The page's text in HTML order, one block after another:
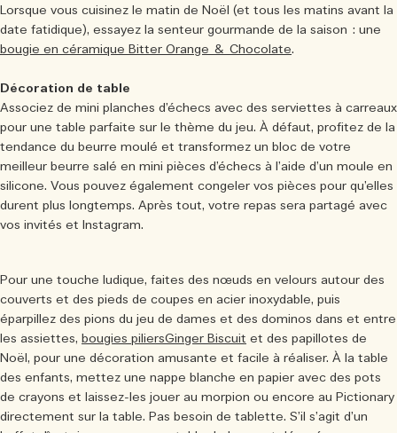
Lorsque vous cuisinez le matin de Noël (et tous les matins avant la
date fatidique), essayez la senteur gourmande de la saison : une
bougie en céramique Bitter Orange & Chocolate.
Décoration de table
Associez de mini planches d’échecs avec des serviettes à carreaux
pour une table parfaite sur le thème du jeu. À défaut, profitez de la
tendance du beurre moulé et transformez un bloc de votre
meilleur beurre salé en mini pièces d’échecs à l’aide d’un moule en
silicone. Vous pouvez également congeler vos pièces pour qu’elles
durent plus longtemps. Après tout, votre repas sera partagé avec
vos invités et Instagram.
Pour une touche ludique, faites des nœuds en velours autour des
couverts et des pieds de coupes en acier inoxydable, puis
éparpillez des pions du jeu de dames et des dominos dans et entre
les assiettes, bougies piliersGinger Biscuit et des papillotes de
Noël, pour une décoration amusante et facile à réaliser. À la table
des enfants, mettez une nappe blanche en papier avec des pots
de crayons et laissez-les jouer au morpion ou encore au Pictionary
directement sur la table. Pas besoin de tablette. S’il s’agit d’un